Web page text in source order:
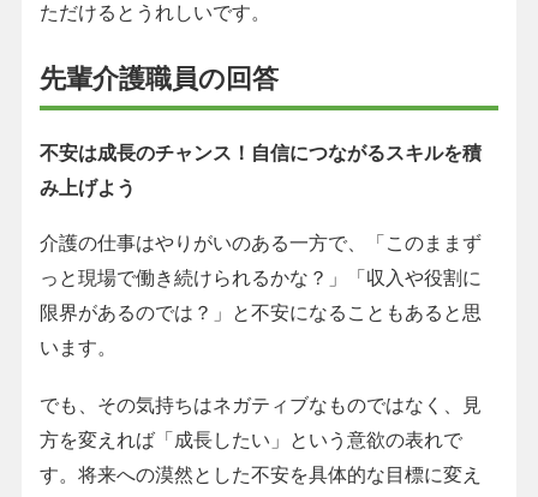
ただけるとうれしいです。
先輩介護職員の回答
不安は成長のチャンス！自信につながるスキルを積
み上げよう
介護の仕事はやりがいのある一方で、「このままず
っと現場で働き続けられるかな？」「収入や役割に
限界があるのでは？」と不安になることもあると思
います。
でも、その気持ちはネガティブなものではなく、見
方を変えれば「成長したい」という意欲の表れで
す。将来への漠然とした不安を具体的な目標に変え